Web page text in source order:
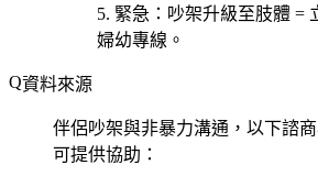
緊急 ：吵架升級至肢體 =
婦幼專線。
資料來源
伴侶吵架與非暴力溝通，以下諮
可提供協助：